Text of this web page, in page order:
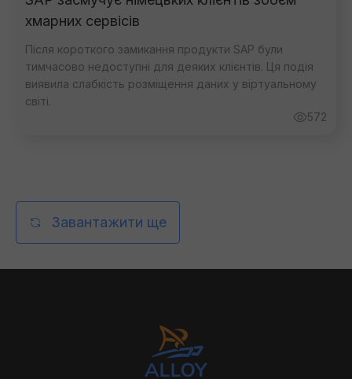
хмарних сервісів
Після короткого замикання продукти SAP були
тимчасово недоступні для деяких клієнтів. Ця подія
виявила слабкість розміщення даних у віртуальному
світі.
572
Завантажити ще